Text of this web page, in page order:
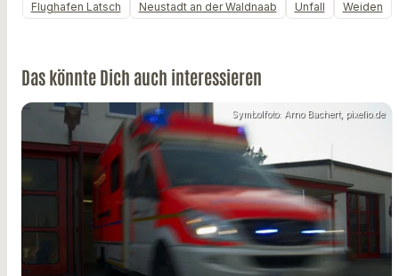
Flughafen Latsch Neustadt an der Waldnaab Unfall Weiden
Das könnte Dich auch interessieren
Symbolfoto: Arno Bachert, pixelio.de